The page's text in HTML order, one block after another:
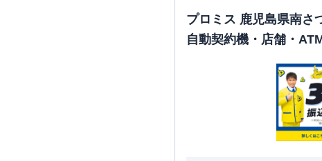
プロミス 鹿児島県南さ
自動契約機・店舗・